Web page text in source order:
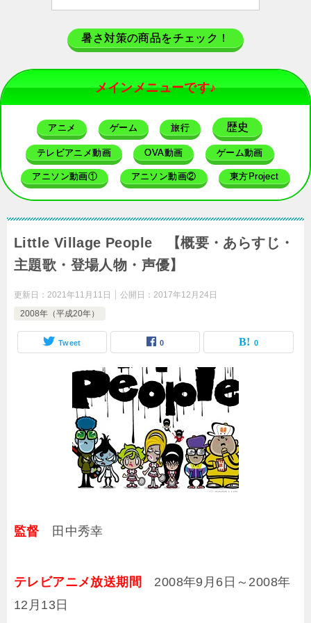
暑さ対策の商品をチェック！
メインメニューです♪
アニメ ゲーム 旅行 歴史
テレビアニメ動画 OVA動画 ゲーム動画
アニソン動画① アニソン動画② 東方Project
Little Village People 【概要・あらすじ・
主題歌・登場人物・声優】
更新日： 2021年11月11日 公開日： 2017年12月24日
2008年（平成20年）
Tweet 0 0
監督田中秀幸
テレビアニメ放送期間 2008年9月6日～2008年
12月13日